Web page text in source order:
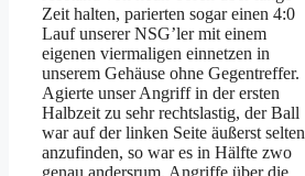
Zeit halten, parierten sogar einen 4:0
Lauf unserer NSG’ler mit einem
eigenen viermaligen einnetzen in
unserem Gehäuse ohne Gegentreffer.
Agierte unser Angriff in der ersten
Halbzeit zu sehr rechtslastig, der Ball
war auf der linken Seite äußerst selten
anzufinden, so war es in Hälfte zwo